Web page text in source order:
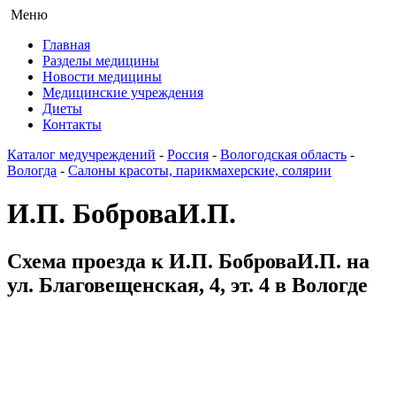
Меню
Главная
Разделы медицины
Новости медицины
Медицинские учреждения
Диеты
Контакты
Каталог медучреждений - Россия - Вологодская область -
Вологда - Салоны красоты, парикмахерские, солярии
И.П. БоброваИ.П.
Схема проезда к И.П. БоброваИ.П. на
ул. Благовещенская, 4, эт. 4 в Вологде